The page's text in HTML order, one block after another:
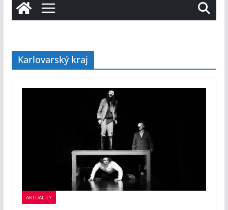
Karlovarský kraj
AKTUALITY